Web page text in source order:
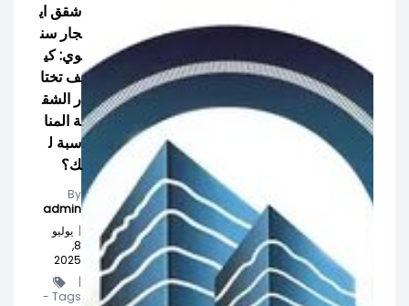
شقق اي
جار سن
وي: كي
ف تختا
ر الشق
ة المنا
سبة ل
ك؟
By
admin
يوليو
8,
2025
Tags -